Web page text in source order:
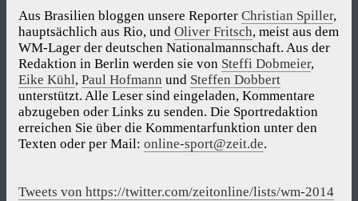
Aus Brasilien bloggen unsere Reporter Christian Spiller,
hauptsächlich aus Rio, und Oliver Fritsch, meist aus dem
WM-Lager der deutschen Nationalmannschaft. Aus der
Redaktion in Berlin werden sie von Steffi Dobmeier,
Eike Kühl, Paul Hofmann und Steffen Dobbert
unterstützt. Alle Leser sind eingeladen, Kommentare
abzugeben oder Links zu senden. Die Sportredaktion
erreichen Sie über die Kommentarfunktion unter den
Texten oder per Mail: online-sport@zeit.de.
Tweets von https://twitter.com/zeitonline/lists/wm-2014